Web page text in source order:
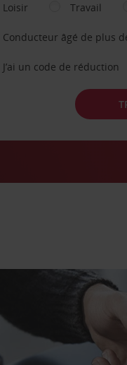
Loisir
Travail
Conducteur âgé de plus
J’ai un code de réduction